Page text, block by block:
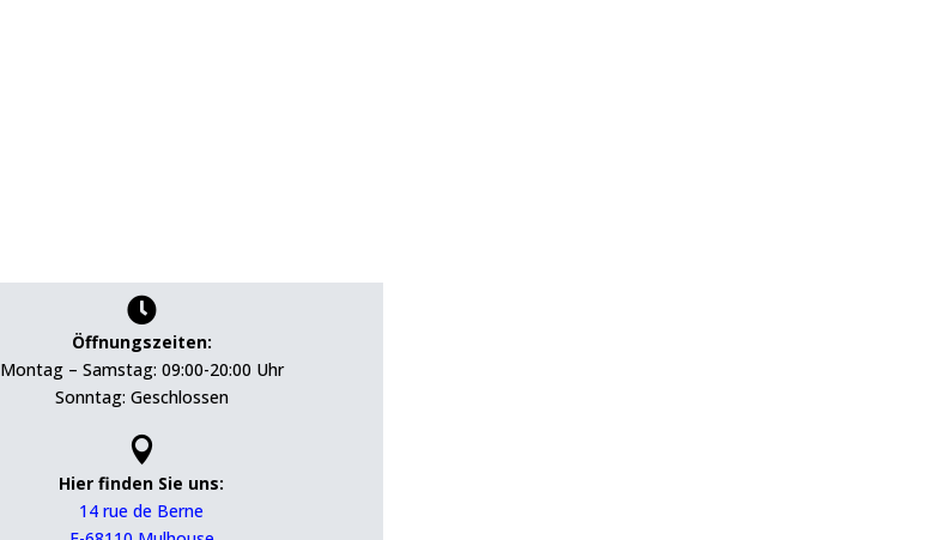

Öffnungszeiten:
Montag – Samstag: 09:00-20:00 Uhr
Sonntag: Geschlossen

Hier finden Sie uns:
14 rue de Berne